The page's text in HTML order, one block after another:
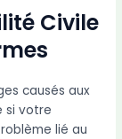
Civile
causés aux
si votre
lié au